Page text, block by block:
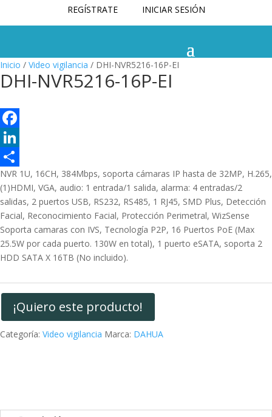
REGÍSTRATE INICIAR SESIÓN
Inicio / Video vigilancia / DHI-NVR5216-16P-EI
DHI-NVR5216-16P-EI
F
a
c
e
b
o
o
L
i
n
k
e
d
n
C
o
m
p
a
t
r
NVR 1U, 16CH, 384Mbps, soporta cámaras IP hasta de 32MP, H.265,
(1)HDMI, VGA, audio: 1 entrada/1 salida, alarma: 4 entradas/2
salidas, 2 puertos USB, RS232, RS485, 1 RJ45, SMD Plus, Detección
Facial, Reconocimiento Facial, Protección Perimetral, WizSense
Soporta camaras con IVS, Tecnología P2P, 16 Puertos PoE (Max
25.5W por cada puerto. 130W en total), 1 puerto eSATA, soporta 2
HDD SATA X 16TB (No incluido).
¡Quiero este producto!
Categoría: Video vigilancia Marca: DAHUA